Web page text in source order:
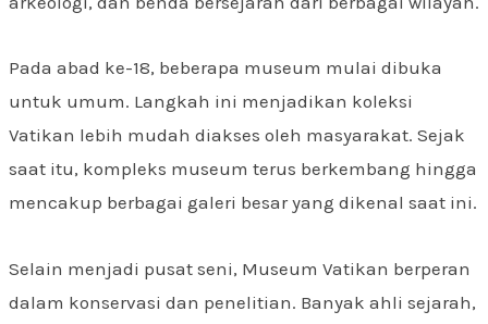
Pada abad ke-18, beberapa museum mulai dibuka
untuk umum. Langkah ini menjadikan koleksi
Vatikan lebih mudah diakses oleh masyarakat. Sejak
saat itu, kompleks museum terus berkembang hingga
mencakup berbagai galeri besar yang dikenal saat ini.
Selain menjadi pusat seni, Museum Vatikan berperan
dalam konservasi dan penelitian. Banyak ahli sejarah,